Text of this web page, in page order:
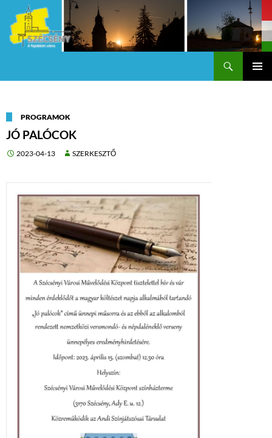
PROGRAMOK
JÓ PALÓCOK
2023-04-13 SZERKESZTŐ